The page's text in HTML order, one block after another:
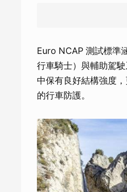
Euro NCAP 測試標準
行車騎士）與輔助駕
中保有良好結構強度
的行車防護。